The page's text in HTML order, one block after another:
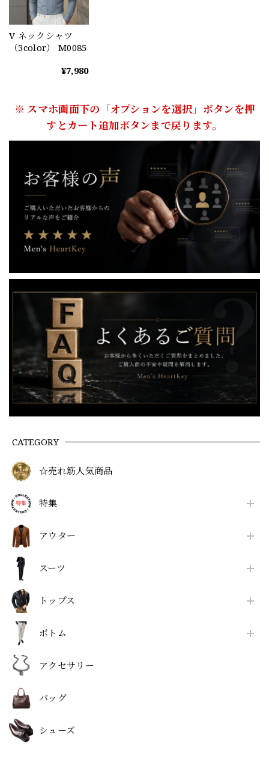
CATEGORY
☆売れ筋人気商品
特集
アウター
スーツ
トップス
ボトム
アクセサリー
バッグ
シューズ
V ネックシャツ
（3color） M0085
¥7,980
※ スマホ画面下の「オプションを選択」ボタンを押
すとカート追加ボタンまで戻ります。